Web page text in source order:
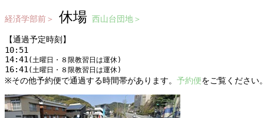
経済学部前＞ 休場 西山台団地＞
【通過予定時刻】
10:51
14:41 (土曜日・８限教習日は運休)
16:41 (土曜日・８限教習日は運休)
※その他予約便で通過する時間帯があります。 予約便をご覧ください。